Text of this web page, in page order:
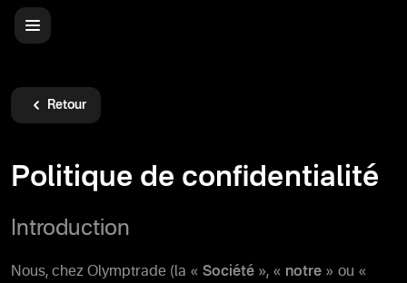
Retour
Politique de confidentialité
Introduction
Nous, chez Olymptrade (la « Société », « notre » ou «